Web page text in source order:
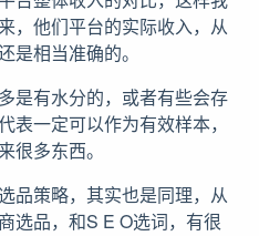
，他们平台的实际收入，从
是相当准确的。
是有水分的，或者有些会存
表一定可以作为有效样本，
很多东西。
品策略，其实也是同理，从
选品，和S E O选词，有很